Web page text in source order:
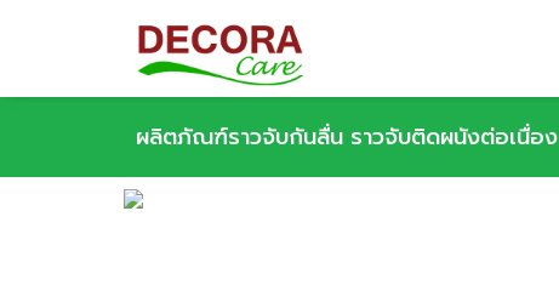
ผลิตภัณฑ์ราวจับกันลื่น ราวจับติดผนังต่อเนื่อง